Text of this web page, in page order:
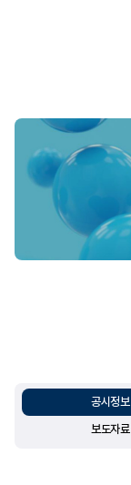
공시정보
보도자료